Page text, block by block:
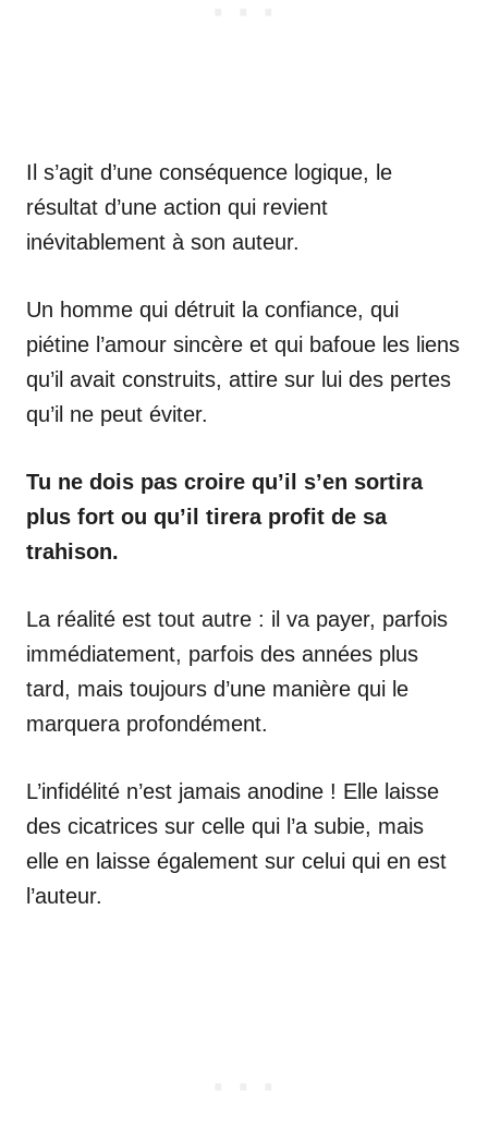
Il s’agit d’une conséquence logique, le
résultat d’une action qui revient
inévitablement à son auteur.
Un homme qui détruit la confiance, qui
piétine l’amour sincère et qui bafoue les liens
qu’il avait construits, attire sur lui des pertes
qu’il ne peut éviter.
Tu ne dois pas croire qu’il s’en sortira
plus fort ou qu’il tirera profit de sa
trahison.
La réalité est tout autre : il va payer, parfois
immédiatement, parfois des années plus
tard, mais toujours d’une manière qui le
marquera profondément.
L’infidélité n’est jamais anodine ! Elle laisse
des cicatrices sur celle qui l’a subie, mais
elle en laisse également sur celui qui en est
l’auteur.